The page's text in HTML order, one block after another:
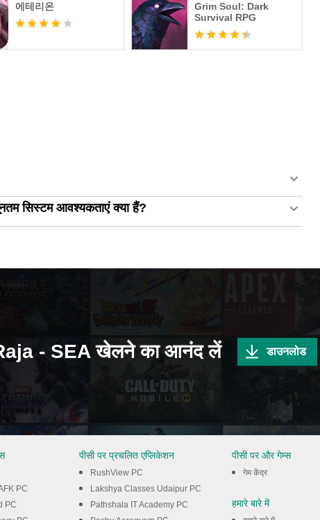
에테리온
Grim Soul: Dark
Survival RPG
सिस्टम आवश्यकताएं क्या हैं?
- SEA खेलने का आनंद लें डाउनलोड
PC
PC
पीसी पर प्रचलित एप्लिकेशन
RushView PC
Lakshya Classes Udaipur PC
Pathshala IT Academy PC
पीसी पर और गेम्स
गेम केंद्र
हमारे बारे में